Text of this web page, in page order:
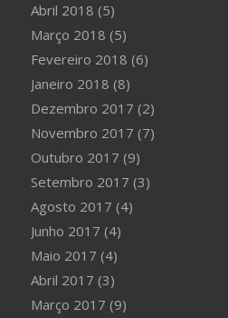
Abril 2018 (5)
Março 2018 (5)
Fevereiro 2018 (6)
Janeiro 2018 (8)
Dezembro 2017 (2)
Novembro 2017 (7)
Outubro 2017 (9)
Setembro 2017 (3)
Agosto 2017 (4)
Junho 2017 (4)
Maio 2017 (4)
Abril 2017 (3)
Março 2017 (9)